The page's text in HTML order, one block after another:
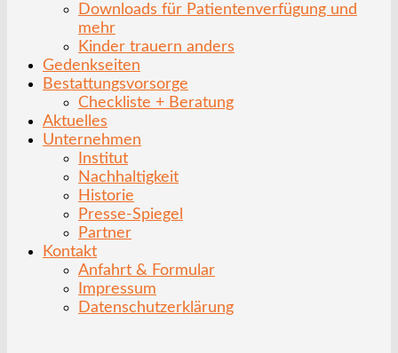
Downloads für Patientenverfügung und
mehr
Kinder trauern anders
Gedenkseiten
Bestattungsvorsorge
Checkliste + Beratung
Aktuelles
Unternehmen
Institut
Nachhaltigkeit
Historie
Presse-Spiegel
Partner
Kontakt
Anfahrt & Formular
Impressum
Datenschutzerklärung